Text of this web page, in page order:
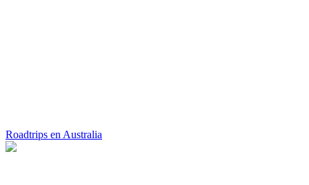
Roadtrips en Australia